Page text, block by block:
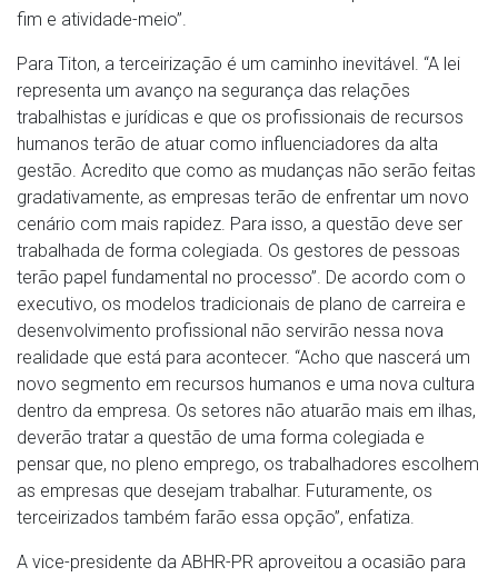
fim e atividade-meio”.
Para Titon, a terceirização é um caminho inevitável. “A lei
representa um avanço na segurança das relações
trabalhistas e jurídicas e que os profissionais de recursos
humanos terão de atuar como influenciadores da alta
gestão. Acredito que como as mudanças não serão feitas
gradativamente, as empresas terão de enfrentar um novo
cenário com mais rapidez. Para isso, a questão deve ser
trabalhada de forma colegiada. Os gestores de pessoas
terão papel fundamental no processo”. De acordo com o
executivo, os modelos tradicionais de plano de carreira e
desenvolvimento profissional não servirão nessa nova
realidade que está para acontecer. “Acho que nascerá um
novo segmento em recursos humanos e uma nova cultura
dentro da empresa. Os setores não atuarão mais em ilhas,
deverão tratar a questão de uma forma colegiada e
pensar que, no pleno emprego, os trabalhadores escolhem
as empresas que desejam trabalhar. Futuramente, os
terceirizados também farão essa opção”, enfatiza.
A vice-presidente da ABHR-PR aproveitou a ocasião para